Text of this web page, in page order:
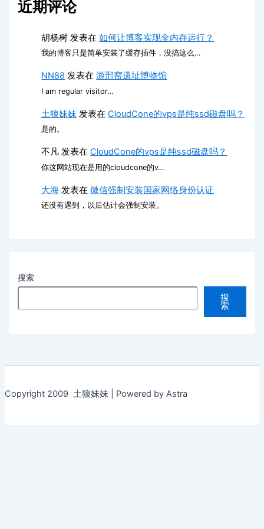
近期评论
胡杨树 发表在如何让博客实现全内存运行？
我的博客只是简单安装了缓存插件，没搞这么…
NN88 发表在游邢窑遗址博物馆
I am regular visitor…
土狼妹妹 发表在CloudCone的vps是纯ssd磁盘吗？
是的。
不凡 发表在CloudCone的vps是纯ssd磁盘吗？
你这网站现在是用的cloudcone的v…
大海 发表在微信强制安装国家网络身份认证
还没有遇到，以后估计会强制安装。
搜索
搜
索
Copyright 2009 土狼妹妹 | Powered by Astra